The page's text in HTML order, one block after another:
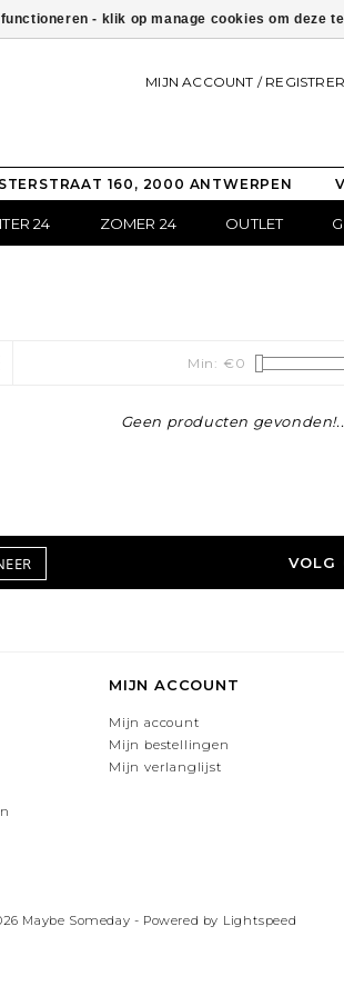
MIJN ACCOUNT /
160, 2000 ANTWERPEN
24 ZOMER 24 OUTLET
Min: € 0
Geen producten
- klik op manage cookies om deze
VOLG
MIJN ACCOUNT
Mijn account
Mijn bestellingen
Mijn verlanglijst
Maybe Someday - Powered by Lightspeed